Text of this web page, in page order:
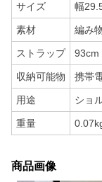
サイズ 幅
素材 編み
ストラップ 93cm
収納可能物 携帯
用途 ショ
重量
商品画像